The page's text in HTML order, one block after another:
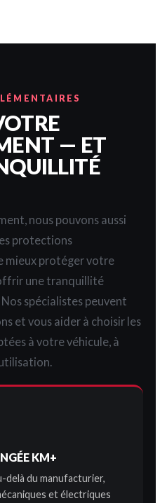
— ET
nous pouvons aussi
protections
mieux protéger votre
une tranquillité
spécialistes peuvent
et vous aider à choisir les
à votre véhicule, à
KM+
du manufacturier,
et électriques